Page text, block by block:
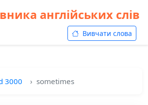
англійських слів
Вивчати слова
3000 sometimes